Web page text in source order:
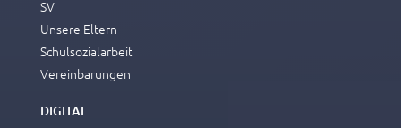
SV
Unsere Eltern
Schulsozialarbeit
Vereinbarungen
DIGITAL